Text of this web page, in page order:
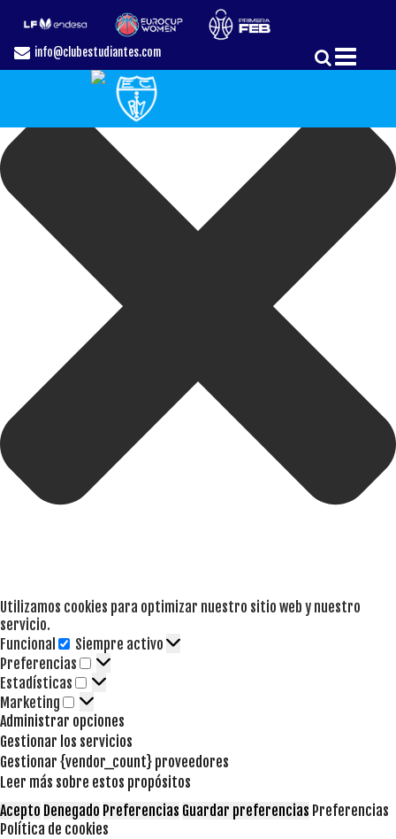
Gestionar el Consentimiento de las Cookies
Utilizamos cookies para optimizar nuestro sitio web y nuestro
servicio.
Funcional
Funcional
Siempre activo
Preferencias
Preferencias
Estadísticas Estadísticas
Marketing Marketing
Administrar opciones
Gestionar los servicios
Gestionar {vendor_count} proveedores
Leer más sobre estos propósitos
Acepto Denegado Preferencias Guardar preferencias Preferencias
Política de cookies
info@clubestudiantes.com